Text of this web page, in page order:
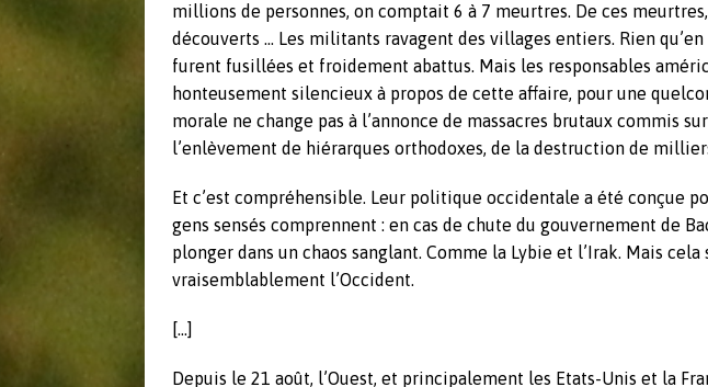
millions de personnes, on comptait 6 à 7 meurtres. De ces
découverts … Les militants ravagent des villages entiers. Rien
furent fusillées et froidement abattus. Mais les responsables
honteusement silencieux à propos de cette affaire, pour une
morale ne change pas à l’annonce de massacres brutaux commis
l’enlèvement de hiérarques orthodoxes, de la destruction de
Et c’est compréhensible. Leur politique occidentale a été conçue
gens sensés comprennent : en cas de chute du gouvernement de
plonger dans un chaos sanglant. Comme la Lybie et l’Irak. Mais cela
vraisemblablement l’Occident.
[…]
Depuis le 21 août, l’Ouest, et principalement les Etats-Unis et la